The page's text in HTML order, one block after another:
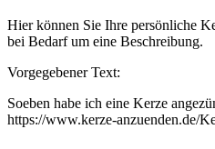
Hier können Sie Ihre persönliche
bei Bedarf um eine Beschreibung.
Vorgegebener Text:
Soeben habe ich eine Kerze
https://www.kerze-anzuenden.de/